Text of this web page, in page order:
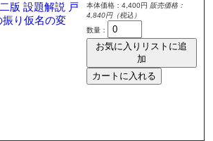
版 設題解説 戸
り仮名の変
本体価格：4,400円 販売価格：
4,840円（税込）
数量：
お気に入りリストに追
加
カートに入れる